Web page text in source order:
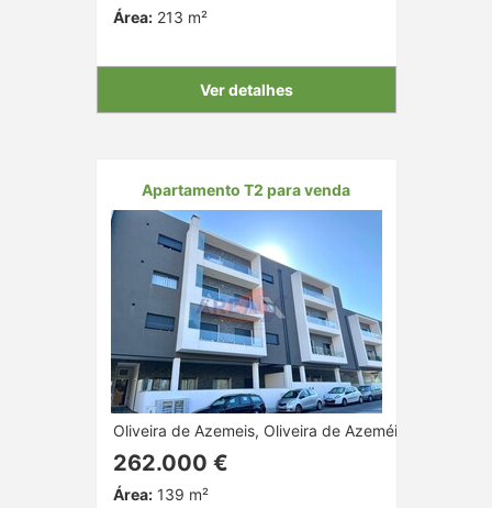
Área:213 m²
Ver detalhes
Apartamento T2 para venda
Oliveira de Azemeis, Oliveira de Azeméis, Aveiro
262.000 €
Área:139 m²